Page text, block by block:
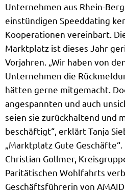
Unternehmen aus Rhein-
einstündigen Speeddating
Kooperationen vereinbart.
Marktplatz ist dieses Jahr
Vorjahren. „Wir haben von
Unternehmen die
hätten gerne mitgemacht.
angespannten und auch
seien sie zurückhaltend und
beschäftigt“, erklärt Tanja
„Marktplatz Gute
Christian Gollmer,
Paritätischen Wohlfahrts
Geschäftsführerin von